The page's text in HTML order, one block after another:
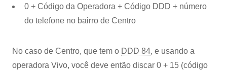
0 + Código da Operadora + Código DDD + número
do telefone no bairro de Centro
No caso de Centro, que tem o DDD 84, e usando a
operadora Vivo, você deve então discar 0 + 15 (código